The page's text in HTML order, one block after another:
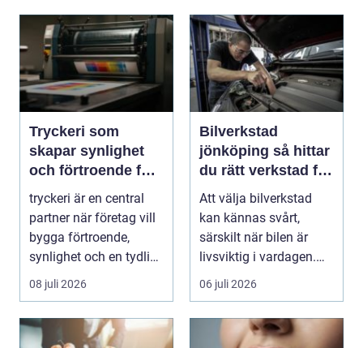
Tryckeri som
skapar synlighet
och förtroende för
ditt företag
tryckeri är en central
partner när företag vill
bygga förtroende,
synlighet och en tydlig
profil i a...
08 juli 2026
Bilverkstad
jönköping så hittar
du rätt verkstad för
din bil
Att välja bilverkstad
kan kännas svårt,
särskilt när bilen är
livsviktig i vardagen.
För många biläg...
06 juli 2026